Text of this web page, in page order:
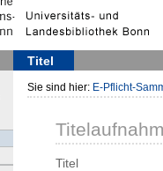
Titel
Sie sind hier: E-Pflicht-
Titel